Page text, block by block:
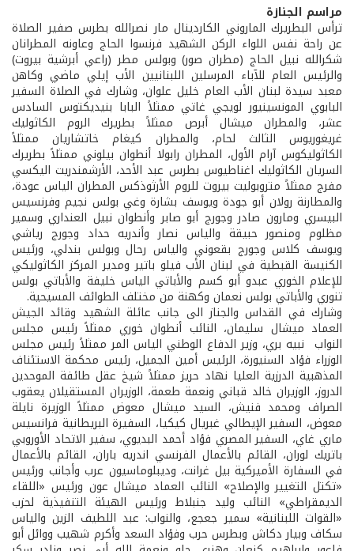
مراسم الجنازة
ترأس البطريرك الماروني الكاردينال مار نصرالله بطرس صفير الصلاة
عن راحة نفس اللواء الركن الشهيد فرنسوا الحاج وعاونه المطرانان
شكرالله نبيل الحاج (مطران صور) وبولس مطر (راعي أبرشية بيروت)
والرئيس العام للآباء المرسلين اللبنانيين الأب إيلي ماضي وكاهن
معبد سيدة لبنان الأب العام خليل علوان، وشارك في الصلاة السفير
البابوي المونسينيور لويجي غاتي ممثلاً البابا بنيديكتوس السادس
عشر، والمطران ميشال أبرص ممثلاً بطريرك الروم الكاثوليك
غريغوريوس الثالث لحام، والمطران كيغام خاتشاريان ممثلاً
الكاثوليكوس آرام الأول، المطران رابولا أنطوان بيلوني ممثلاً بطريرك
السريان الكاثوليك اغناطيوس بطرس عبد الأحد، الأرشمندريت اليكسي
مفرج ممثلاً متروبوليت بيروت للروم الأرثوذكس المطران الياس عودة،
والمطارنة رولان أبو جودة ويوسف بشارة وغي بولس نجيم وفرنسيس
البيسري ومارون صادر وجورج أبو صابر وأنطوان نبيل العنداري وسمير
مظلوم ومنصور حبيقة والياس نصار وأندريه حداد وجورج رياشي
ويوسف كلاس وجورج بقعوني والياس رحال وبولس بندلي، ورئيس
الكنيسة القبطية في لبنان الأب فيلو باتير ومدير المركز الكاثوليكي
للإعلام الخوري عبدو أبو كسم والأباتي الياس خليفة والأباتي بولس
تنوري والأباتي بولس نعمان وكهنة من مختلف الطوائف المسيحية.
وشارك في القداس والجناز الى جانب عائلة الشهيد وقائد الجيش
العماد ميشال سليمان، النائب أنطوان خوري ممثلاً رئيس مجلس
النواب نبيه بري، وزير الدفاع الوطني الياس المر ممثلاً رئيس مجلس
الوزراء فؤاد السنيورة، الرئيس أمين الجميل، رئيس محكمة الاستئناف
المذهبية الدرزية العليا نهاد حريز ممثلاً شيخ عقل طائفة الموحدين
الدروز، الوزيران خالد قباني ونعمة طعمة، الوزيران المستقيلان يعقوب
الصراف ومحمد فنيش، السيد ميشال معوض ممثلاً الوزيرة نايلة
معوض، السفير الإيطالي غبريال كيكيا، السفيرة البريطانية فرانسيس
ماري غاي، السفير المصري فؤاد أحمد البديوي، سفير الاتحاد الأوروبي
باتريك لوران، القائم بالأعمال الفرنسي اندريه باران، القائم بالأعمال
في السفارة الأميركية بيل غرانت، وديبلوماسيون عرب وأجانب ورئيس
«تكتل التغيير والإصلاح» النائب العماد ميشال عون ورئيس «اللقاء
الديمقراطي» النائب وليد جنبلاط ورئيس الهيئة التنفيذية لحزب
«القوات اللبنانية» سمير جعجع، والنواب: عبد اللطيف الزين والياس
سكاف وبيار دكاش وبطرس حرب وفؤاد السعد وأكرم شهيب ووائل أبو